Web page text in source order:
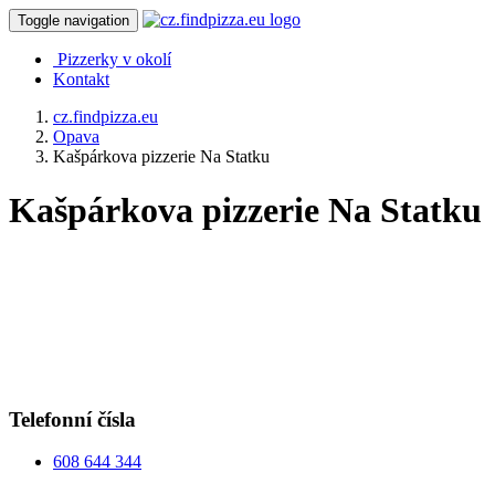
Toggle navigation
Pizzerky v okolí
Kontakt
cz.findpizza.eu
Opava
Kašpárkova pizzerie Na Statku
Kašpárkova pizzerie Na Statku
Telefonní čísla
608 644 344